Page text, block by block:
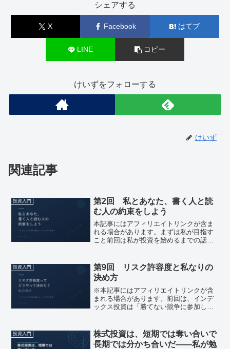
シェアする
X Facebook はてブ
LINE コピー
けいずをフォローする
けいず
関連記事
投資入門
第2回 私とあなた、書く人と読
む人の約束をしよう
本記事にはアフィリエイトリンクが含ま
れる場合があります。まずは私が目指す
こと前回は私が投資を始めるまでの話を
ったはいいけど、暴落のたびに眠れなく
なる——そんなあなたに向...
投資入門
第9回 リスク許容度と私なりの
決め方
※本記事にはアフィリエイトリンクが含
まれる場合があります。前回は、インデ
ックス投資は「勝てない競争に参加しな
お伝えした「市場から退場しないため
に、続けるためにもうひとつ...
投資入門
株式投資は、短期では奪い合いで
長期では分かち合いだ——私が勉